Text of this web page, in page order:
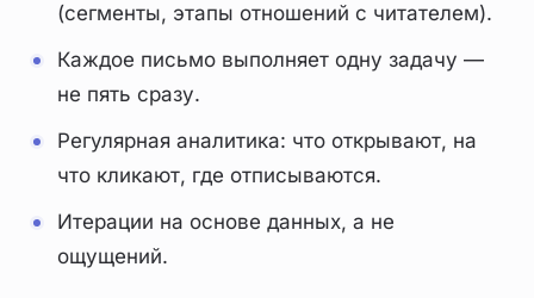
(сегменты, этапы отношений с читателем).
Каждое письмо выполняет одну задачу —
не пять сразу.
Регулярная аналитика: что открывают, на
что кликают, где отписываются.
Итерации на основе данных, а не
ощущений.